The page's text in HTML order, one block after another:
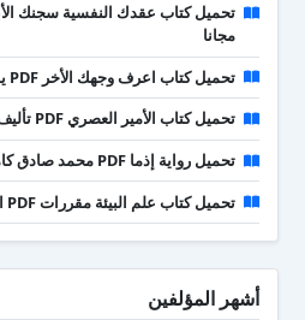
مجانا
تحميل كتاب اعرف وجهك الأخر PDF يوسف الحسني
تحميل كتاب الأمير العصري PDF تأليف كارنز لورد كامل مجانا
تحميل رواية إذما PDF محمد صادق كامل مجانا
تحميل كتاب علم البيئة مقررات PDF السعودية 1443
أشهر المؤلفين